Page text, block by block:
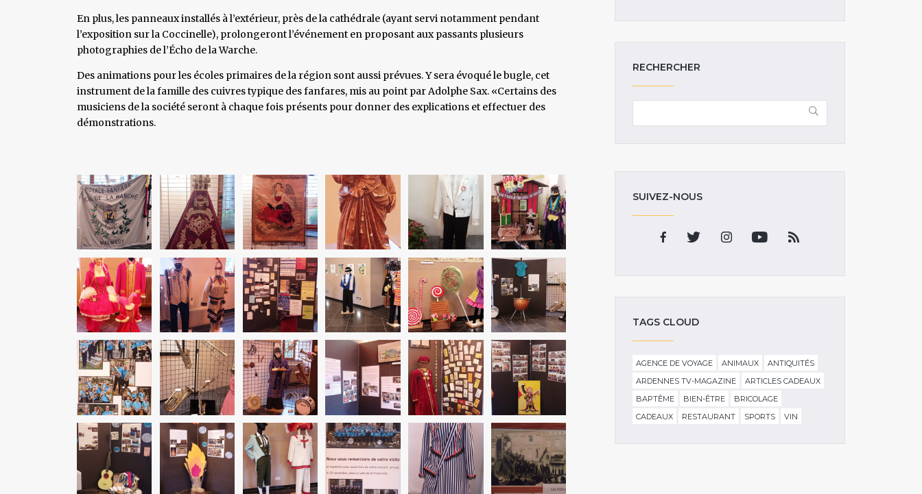
En plus, les panneaux installés à l’extérieur, près de la cathédrale (ayant servi notamment pendant
l’exposition sur la Coccinelle), prolongeront l’événement en proposant aux passants plusieurs
photographies de l’Écho de la Warche.
Des animations pour les écoles primaires de la région sont aussi prévues. Y sera évoqué le bugle, cet
instrument de la famille des cuivres typique des fanfares, mis au point par Adolphe Sax. «Certains des
musiciens de la société seront à chaque fois présents pour donner des explications et effectuer des
démonstrations.
RECHERCHER
SUIVEZ-NOUS
TAGS CLOUD
AGENCE DE VOYAGE ANIMAUX
ANTIQUITÉS
ARDENNES TV-MAGAZINE
ARTICLES CADEAUX
BAPTÊME
BIEN-ÊTRE
BRICOLAGE
CADEAUX
RESTAURANT SPORTS VIN